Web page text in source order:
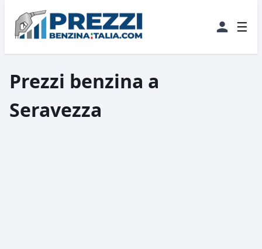
☰
Prezzi benzina a
Seravezza